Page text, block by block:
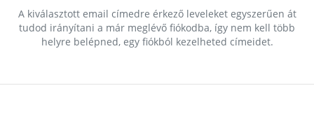
A kiválasztott email címedre érkező leveleket egyszerűen át
tudod irányítani a már meglévő fiókodba, így nem kell több
helyre belépned, egy fiókból kezelheted címeidet.